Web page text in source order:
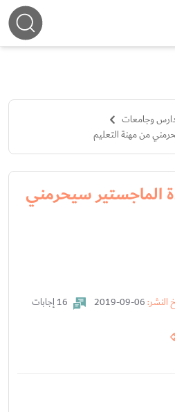
وجامعات
من مهنة التعليم
سيحرمني
النشر: 16 إجابات